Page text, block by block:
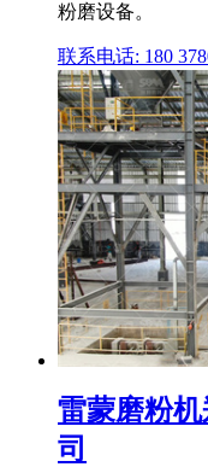
粉磨设备。
联系电话: 180
雷蒙磨粉
司